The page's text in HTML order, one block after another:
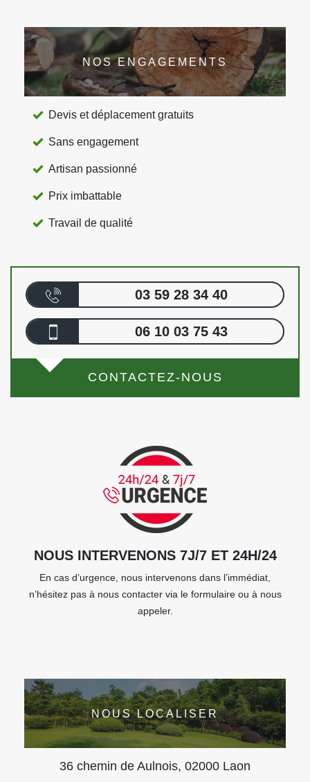
NOS ENGAGEMENTS
Devis et déplacement gratuits
Sans engagement
Artisan passionné
Prix imbattable
Travail de qualité
03 59 28 34 40
06 10 03 75 43
CONTACTEZ-NOUS
NOUS INTERVENONS 7J/7 ET 24H/24
En cas d’urgence, nous intervenons dans l’immédiat,
n’hésitez pas à nous contacter via le formulaire ou à nous
appeler.
NOUS LOCALISER
36 chemin de Aulnois, 02000 Laon